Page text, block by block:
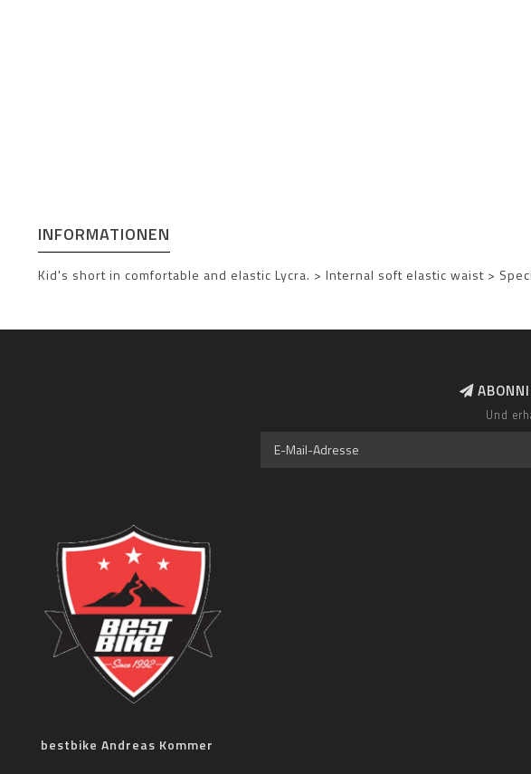
INFORMATIONEN
Kid's short in comfortable and elastic Lycra. > Internal soft elastic waist >
Und
bestbike Andreas Kommer